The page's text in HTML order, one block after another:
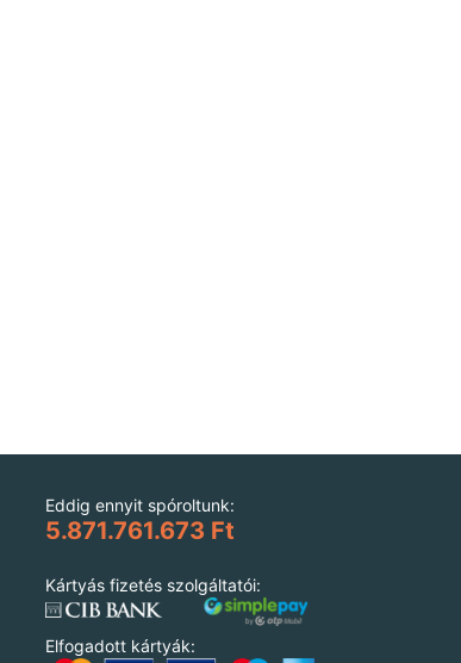
Eddig ennyit spóroltunk:
5.871.761.673 Ft
Kártyás fizetés szolgáltatói:
Elfogadott kártyák: